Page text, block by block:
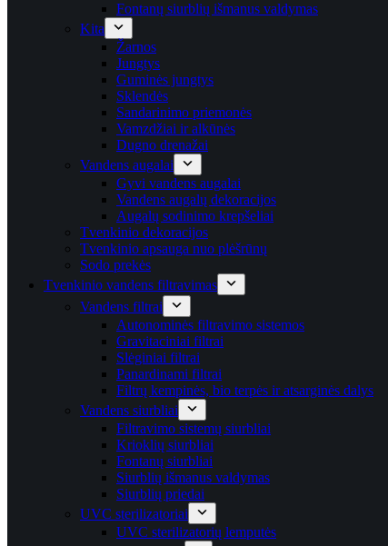
Fontanų siurblių išmanus valdymas
Kita
Žarnos
Jungtys
Guminės jungtys
Sklendės
Sandarinimo priemonės
Vamzdžiai ir alkūnės
Dugno drenažai
Vandens augalai
Gyvi vandens augalai
Vandens augalų dekoracijos
Augalų sodinimo krepšeliai
Tvenkinio dekoracijos
Tvenkinio apsauga nuo plėšrūnų
Sodo prekės
Tvenkinio vandens filtravimas
Vandens filtrai
Autonominės filtravimo sistemos
Gravitaciniai filtrai
Slėginiai filtrai
Panardinami filtrai
Filtrų kempinės, bio terpės ir atsarginės dalys
Vandens siurbliai
Filtravimo sistemų siurbliai
Krioklių siurbliai
Fontanų siurbliai
Siurblių išmanus valdymas
Siurblių priedai
UVC sterilizatoriai
UVC sterilizatorių lemputės